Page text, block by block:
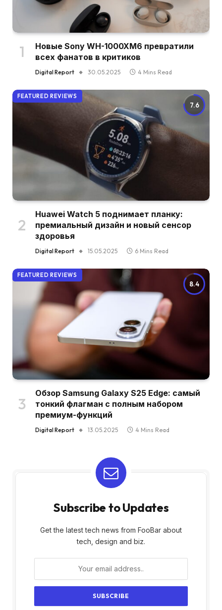
Новые Sony WH-1000XM6 превратили
всех фанатов в критиков
Digital Report 30.05.2025 4 Mins Read
7.6
FEATURED REVIEWS
Huawei Watch 5 поднимает планку:
премиальный дизайн и новый сенсор
здоровья
Digital Report 15.05.2025 6 Mins Read
8.4
FEATURED REVIEWS
Обзор Samsung Galaxy S25 Edge: самый
тонкий флагман с полным набором
премиум-функций
Digital Report 13.05.2025 4 Mins Read
Subscribe to Updates
Get the latest tech news from FooBar about
tech, design and biz.